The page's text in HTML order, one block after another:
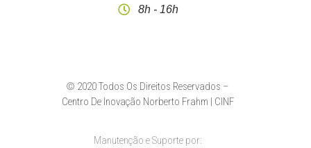
8h - 16h
© 2020 Todos Os Direitos Reservados –
Centro De Inovação Norberto Frahm | CINF
Manutenção e Suporte por: